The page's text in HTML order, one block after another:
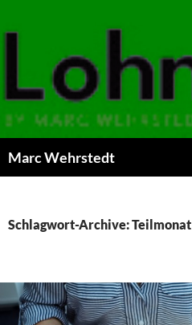
Marc Wehrstedt
Schlagwort-Archive: Teilmonat